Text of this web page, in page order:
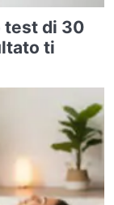
test di 30
ti